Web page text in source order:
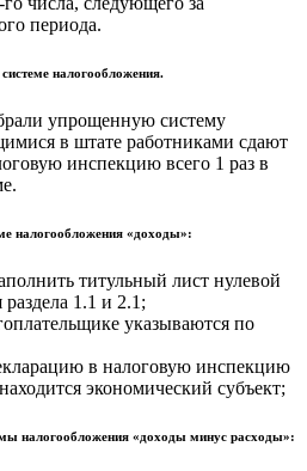
периода.
налогообложения.
упрощенную систему
в штате работниками сдают
инспекцию всего 1 раз в
налогообложения «доходы»:
титульный лист нулевой
1.1 и 2.1;
указываются по
в налоговую инспекцию
экономический субъект;
налогообложения «доходы минус расходы»: